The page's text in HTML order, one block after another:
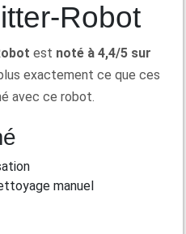
Robot
est noté à 4,4/5 sur
exactement ce que ces
avec ce robot.
manuel